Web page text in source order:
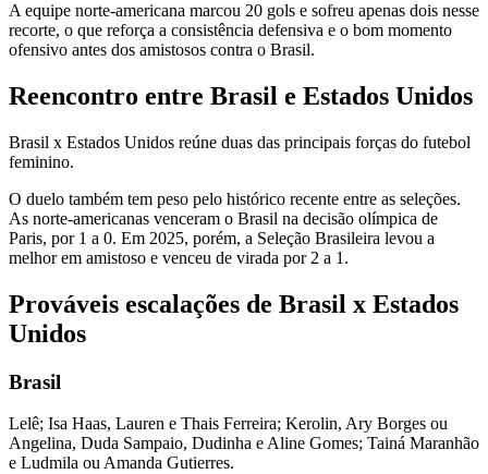
A equipe norte-americana marcou 20 gols e sofreu apenas dois nesse
recorte, o que reforça a consistência defensiva e o bom momento
ofensivo antes dos amistosos contra o Brasil.
Reencontro entre Brasil e Estados Unidos
Brasil x Estados Unidos reúne duas das principais forças do futebol
feminino.
O duelo também tem peso pelo histórico recente entre as seleções.
As norte-americanas venceram o Brasil na decisão olímpica de
Paris, por 1 a 0. Em 2025, porém, a Seleção Brasileira levou a
melhor em amistoso e venceu de virada por 2 a 1.
Prováveis escalações de Brasil x Estados
Unidos
Brasil
Lelê; Isa Haas, Lauren e Thais Ferreira; Kerolin, Ary Borges ou
Angelina, Duda Sampaio, Dudinha e Aline Gomes; Tainá Maranhão
e Ludmila ou Amanda Gutierres.